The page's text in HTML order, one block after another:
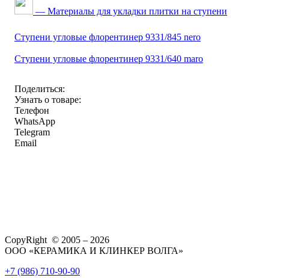
— Материалы для укладки плитки на ступени
Ступени угловые флорентинер 9331/845 nero
Ступени угловые флорентинер 9331/640 maro
Поделиться:
Узнать о товаре:
Телефон
WhatsApp
Telegram
Email
CopyRight © 2005 – 2026
ООО «КЕРАМИКА И КЛИНКЕР ВОЛГА»
+7 (986) 710-90-90